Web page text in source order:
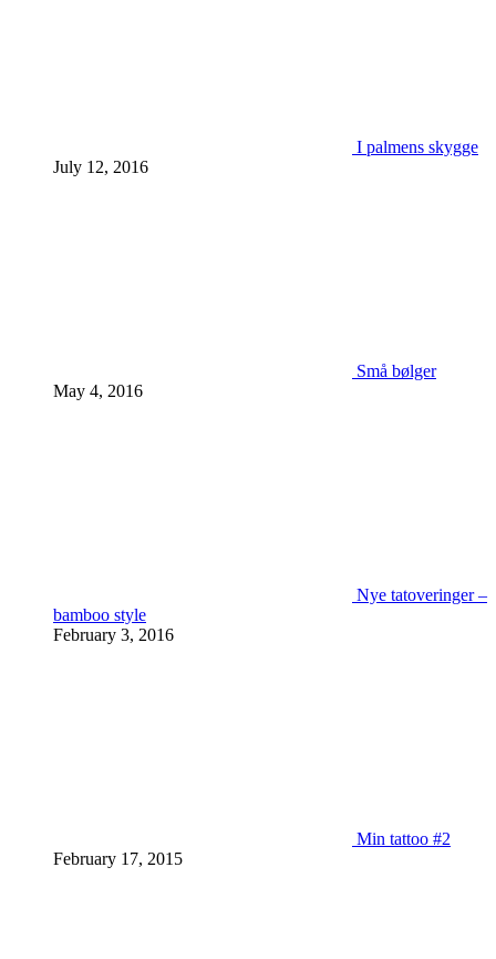
I palmens skygge
July 12, 2016
Små bølger
May 4, 2016
Nye tatoveringer –
bamboo style
February 3, 2016
Min tattoo #2
February 17, 2015